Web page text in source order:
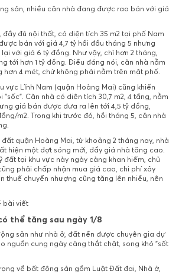
sản, nhiều căn nhà đang được rao bán với giá
đầy đủ nội thất, có diện tích 35 m2 tại phố Nam
bán với giá 4,7 tỷ hồi đầu tháng 5 nhưng
với giá 6 tỷ đồng. Như vậy, chỉ hơn 2 tháng,
tới hơn 1 tỷ đồng. Điều đáng nói, căn nhà nằm
hơn 4 mét, chứ không phải nằm trên mặt phố.
vực Lĩnh Nam (quận Hoàng Mai) cũng khiến
"sốc". Căn nhà có diện tích 30,7 m2, 4 tầng, nằm
giá bán được đưa ra lên tới 4,5 tỷ đồng,
m2. Trong khi trước đó, hồi tháng 5, căn nhà
đất quận Hoàng Mai, từ khoảng 2 tháng nay, nhà
hiện một đợt sóng mới, đẩy giá nhà tăng cao.
đất tại khu vực này ngày càng khan hiếm, chủ
phải chấp nhận mua giá cao, chi phí xây
thuế chuyển nhượng cũng tăng lên nhiều, nên
bài viết
thể tăng sau ngày 1/8
sản như nhà ở, đất nền được chuyên gia dự
nguồn cung ngày càng thắt chặt, song khó "sốt
về bất động sản gồm Luật Đất đai, Nhà ở,